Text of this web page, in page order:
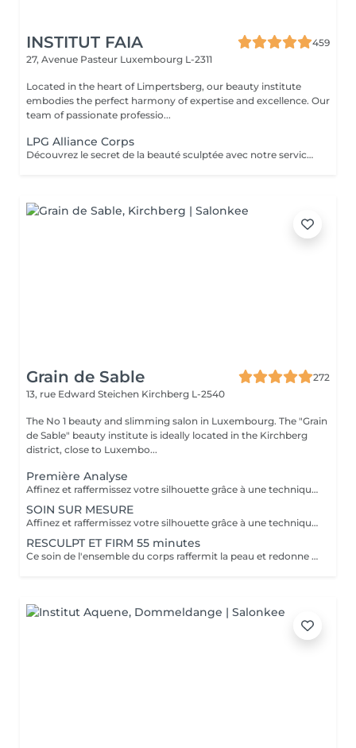
INSTITUT FAIA
459
27, Avenue Pasteur Luxembourg L-2311
Located in the heart of Limpertsberg, our beauty institute
embodies the perfect harmony of expertise and excellence. Our
team of passionate professio...
LPG Alliance Corps
Découvrez le secret de la beauté sculptée avec notre service LPG Endermologie. Cette technologie de pointe est votre alliée pour une silhouette redessinée et une peau radieuse. Les soins Endermologie stimulent naturellement la production de collagène et d'élastine, réduisent l'aspect de la cellulite et raffermissent votre peau. Les résultats sont visibles dès les premières séances, vous laissant avec une confiance et une élégance accrues. Révélez votre beauté intérieure avec une silhouette plus harmonieuse. Optez pour le bien-être et la beauté, choisissez LPG Endermologie dès aujourd'hui.
Grain de Sable
272
13, rue Edward Steichen Kirchberg L-2540
The No 1 beauty and slimming salon in Luxembourg. The "Grain
de Sable" beauty institute is ideally located in the Kirchberg
district, close to Luxembo...
Première Analyse
Affinez et raffermissez votre silhouette grâce à une technique de palper-rouler associée à un système d'aspiration. La dernière génération, le Cellu M6 INFINITY est un programme de soins basés sur la technique " Endermologie ", permettant de stimuler la circulation et les tissus de la peau en profondeur grâce à un système mécanique de palper-rouler. Associant confort et efficacité, cette technique, très proche d'un massage manuel, assouplit les tissus, améliore la circulation veineuse et lymphatique et permet une meilleure élimination des toxines. Les soins du corps Cellu M6 INFINITY permettent de : - déstocker les graisses - lisser la cellulite - raffermir la peau - retrouver des jambes légères
SOIN SUR MESURE
Affinez et raffermissez votre silhouette grâce à une technique de palper-rouler associée à un système d'aspiration. La dernière génération, le Cellu M6 INFINITY est un programme de soins basés sur la technique " Endermologie ", permettant de stimuler la circulation et les tissus de la peau en profondeur grâce à un système mécanique de palper-rouler. Associant confort et efficacité, cette technique, très proche d'un massage manuel, assouplit les tissus, améliore la circulation veineuse et lymphatique et permet une meilleure élimination des toxines. Les soins du corps Cellu M6 INFINITY permettent de : - déstocker les graisses - lisser la cellulite - raffermir la peau - retrouver des jambes légères
RESCULPT ET FIRM 55 minutes
Ce soin de l'ensemble du corps raffermit la peau et redonne du galbe aux courbes pour retrouver une silhouette resculptée et plus ferme tout en procurant un grand moment de bien-être.